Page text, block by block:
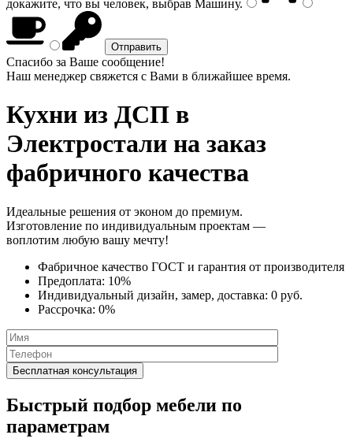
докажите, что вы человек, выбрав Машину.
Спасибо за Ваше сообщение!
Наш менеджер свяжется с Вами в ближайшее время.
Кухни из ДСП в
Электростали на заказ
фабричного качества
Идеальные решения от эконом до премиум.
Изготовление по индивидуальным проектам —
воплотим любую вашу мечту!
Фабричное качество ГОСТ и гарантия от производителя
Предоплата: 10%
Индивидуальный дизайн, замер, доставка: 0 руб.
Рассрочка: 0%
Быстрый подбор мебели по
параметрам